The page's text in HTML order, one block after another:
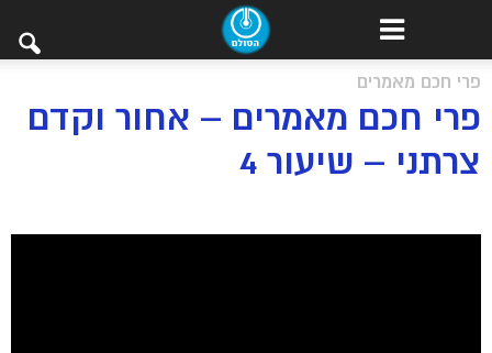
פרי חכם מאמרים
פרי חכם מאמרים – אחור וקדם
צרתני – שיעור 4